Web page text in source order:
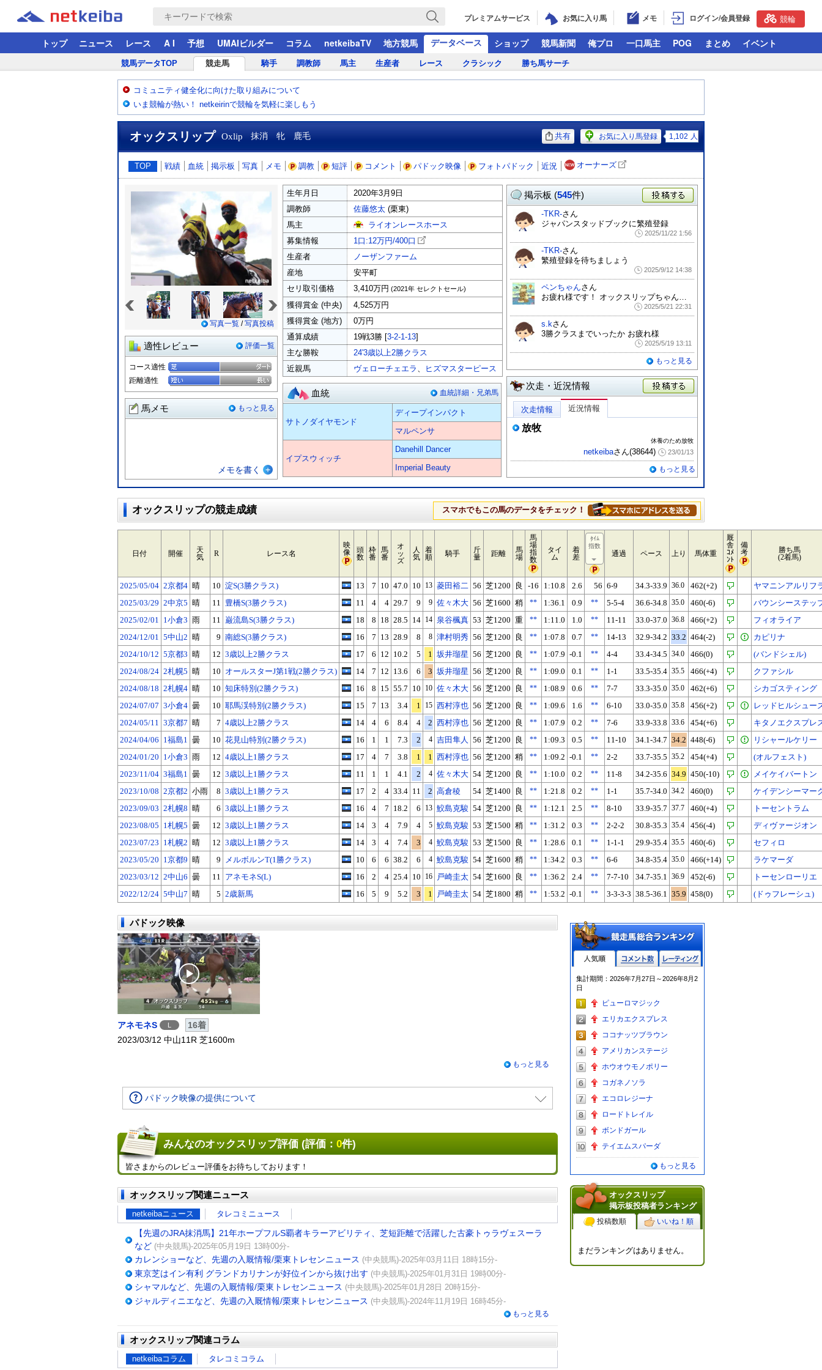
プレミアムサービス お気に入り馬 メモ ログイン/会員登録 競輪
トップ ニュース レース A I 予想 UMAIビルダー コラム netkeibaTV 地方競馬 データベース ショップ 競馬新聞 俺プロ 一口馬主 POG まとめ イベント
競馬データTOP 競走馬 騎手 調教師 馬主 生産者 レース クラシック 勝ち馬サーチ
コミュニティ健全化に向けた取り組みについて
いま競輪が熱い！ netkeirinで競輪を気軽に楽しもう
オックスリップ Oxlip 抹消 牝 鹿毛 共有 お気に入り馬登録 1,102 人
TOP 戦績 血統 掲示板 写真 メモ 調教 短評 コメント パドック映像 フォトパドック 近況 オーナーズ
写真一覧 /写真投稿
適性レビュー 評価一覧
コース適性
距離適性
馬メモ もっと見る
メモを書く
生年月日
2020年3月9日
調教師
佐藤悠太 (栗東)
馬主
ライオンレースホース
募集情報
1口:12万円/400口
生産者
ノーザンファーム
産地
安平町
セリ取引価格
3,410万円 (2021年 セレクトセール)
獲得賞金 (中央)
4,525万円
獲得賞金 (地方)
0万円
通算成績
19戦3勝 [3-2-1-13]
主な勝鞍
24'3歳以上2勝クラス
近親馬
ヴェローチェエラ 、 ヒズマスターピース
血統 血統詳細・兄弟馬
サトノダイヤモンド
ディープインパクト
マルペンサ
イプスウィッチ
Danehill Dancer
Imperial Beauty
掲示板 (545件)
投稿する
-TKR-さん
ジャパンスタッドブックに繁殖登録
2025/11/22 1:56
-TKR-さん
繁殖登録を待ちましょう
2025/9/12 14:38
ペンちゃんさん
お疲れ様です！ オックスリップちゃん☆返...
2025/5/21 22:31
s.kさん
3勝クラスまでいったか お疲れ様
2025/5/19 13:11
もっと見る
次走・近況情報
次走情報 近況情報
放牧
休養のため放牧
netkeibaさん(38644) 23/01/13
もっと見る
オックスリップの競走成績 スマホでもこの馬のデータをチェック！
日付 開催
天
気
R レース名
映
像
頭
数
枠
番
馬
番
オ
ッ
ズ
人
気
着
順
騎手
斤
量
距離
馬
場
馬
場
指
数
タイ
ム
着
差
ﾀｲﾑ
指数
通過 ペース 上り 馬体重
厩
舎
ｺﾒ
ﾝﾄ
備
考
勝ち馬
(2着馬)
2025/05/04 2京都4 晴 10 淀S(3勝クラス) 13 7 10 47.0 10 13 菱田裕二 56 芝1200 良 -16 1:10.8 2.6 56 6-9 34.3-33.9 36.0 462(+2)
ヤマニンアルリフ
2025/03/29 2中京5 晴 11 豊橋S(3勝クラス) 11 4 4 29.7 9 9 佐々木大 56 芝1600 稍 ** 1:36.1 0.9 ** 5-5-4 36.6-34.8 35.0 460(-6)
バウンシーステッ
2025/02/01 1小倉3 雨 11 巌流島S(3勝クラス) 18 8 18 28.5 14 14 泉谷楓真 53 芝1200 重 ** 1:11.0 1.0 ** 11-11 33.0-37.0 36.8 466(+2)
フィオライア
2024/12/01 5中山2 晴 9 南総S(3勝クラス) 16 7 13 28.9 8 8 津村明秀 56 芝1200 良 ** 1:07.8 0.7 ** 14-13 32.9-34.2 33.2 464(-2)
カピリナ
2024/10/12 5京都3 晴 12 3歳以上2勝クラス 17 6 12 10.2 5 1 坂井瑠星 56 芝1200 良 ** 1:07.9 -0.1 ** 4-4 33.4-34.5 34.0 466(0)
(バンドシェル)
2024/08/24 2札幌5 晴 10 オールスターJ第1戦(2勝クラス) 14 7 12 13.6 6 3 坂井瑠星 56 芝1200 良 ** 1:09.0 0.1 ** 1-1 33.5-35.4 35.5 466(+4)
クファシル
2024/08/18 2札幌4 晴 10 知床特別(2勝クラス) 16 8 15 55.7 10 10 佐々木大 56 芝1200 良 ** 1:08.9 0.6 ** 7-7 33.3-35.0 35.0 462(+6)
シカゴスティング
2024/07/07 3小倉4 曇 10 耶馬渓特別(2勝クラス) 15 7 13 3.4 1 15 西村淳也 56 芝1200 良 ** 1:09.6 1.6 ** 6-10 33.0-35.0 35.8 456(+2)
レッドヒルシュー
2024/05/11 3京都7 晴 7 4歳以上2勝クラス 14 4 6 8.4 4 2 西村淳也 56 芝1200 良 ** 1:07.9 0.2 ** 7-6 33.9-33.8 33.6 454(+6)
キタノエクスプレ
2024/04/06 1福島1 曇 10 花見山特別(2勝クラス) 16 1 1 7.3 2 4 吉田隼人 56 芝1200 良 ** 1:09.3 0.5 ** 11-10 34.1-34.7 34.2 448(-6)
リシャールケリー
2024/01/20 1小倉3 雨 12 4歳以上1勝クラス 17 4 7 3.8 1 1 西村淳也 56 芝1200 稍 ** 1:09.2 -0.1 ** 2-2 33.7-35.5 35.2 454(+4)
(オルフェスト)
2023/11/04 3福島1 曇 12 3歳以上1勝クラス 11 1 1 4.1 2 4 佐々木大 54 芝1200 良 ** 1:10.0 0.2 ** 11-8 34.2-35.6 34.9 450(-10)
メイケイバートン
2023/10/08 2京都2 小雨 8 3歳以上1勝クラス 17 2 4 33.4 11 2 高倉稜 54 芝1400 良 ** 1:21.8 0.2 ** 1-1 35.7-34.0 34.2 460(0)
ケイデンシーマー
2023/09/03 2札幌8 晴 6 3歳以上1勝クラス 16 4 7 18.2 6 13 鮫島克駿 54 芝1200 良 ** 1:12.1 2.5 ** 8-10 33.9-35.7 37.7 460(+4)
トーセントラム
2023/08/05 1札幌5 曇 12 3歳以上1勝クラス 14 3 4 7.9 4 5 鮫島克駿 53 芝1500 稍 ** 1:31.2 0.3 ** 2-2-2 30.8-35.3 35.4 456(-4)
ディヴァージオン
2023/07/23 1札幌2 晴 12 3歳以上1勝クラス 14 3 4 7.4 3 4 鮫島克駿 53 芝1500 良 ** 1:28.6 0.1 ** 1-1-1 29.9-35.4 35.5 460(-6)
セフィロ
2023/05/20 1京都9 晴 9 メルボルンT(1勝クラス) 10 6 6 38.2 6 4 鮫島克駿 54 芝1600 稍 ** 1:34.2 0.3 ** 6-6 34.8-35.4 35.0 466(+14)
ラケマーダ
2023/03/12 2中山6 曇 11 アネモネS(L) 16 2 4 25.4 10 16 戸崎圭太 54 芝1600 良 ** 1:36.2 2.4 ** 7-7-10 34.7-35.1 36.9 452(-6)
トーセンローリエ
2022/12/24 5中山7 晴 5 2歳新馬 16 5 9 5.2 3 1 戸崎圭太 54 芝1800 稍 ** 1:53.2 -0.1 ** 3-3-3-3 38.5-36.1 35.9 458(0) (ドゥフレーシュ)
パドック映像
アネモネS
16着
2023/03/12 中山11R 芝1600m
もっと見る
パドック映像の提供について
みんなのオックスリップ評価 (評価： 0件)
皆さまからのレビュー評価をお待ちしております！
オックスリップ関連ニュース
netkeibaニュース タレコミニュース
【先週のJRA抹消馬】21年ホープフルS覇者キラーアビリティ、芝短距離で活躍した古豪トゥラヴェスーラ
など (中央競馬)-2025年05月19日 13時00分-
カレンショーなど、先週の入厩情報/栗東トレセンニュース (中央競馬)-2025年03月11日 18時15分-
東京芝はイン有利 グランドカリナンが好位インから抜け出す (中央競馬)-2025年01月31日 19時00分-
シャマルなど、先週の入厩情報/栗東トレセンニュース (中央競馬)-2025年01月28日 20時15分-
ジャルディニエなど、先週の入厩情報/栗東トレセンニュース (中央競馬)-2024年11月19日 16時45分-
もっと見る
オックスリップ関連コラム
netkeibaコラム タレコミコラム
グ
集計期間：2026年7月27日～2026年8月2
日
ピューロマジック
エリカエクスプレス
ココナッツブラウン
アメリカンステージ
ホウオウモノポリー
コガネノソラ
エコロレジーナ
ロードトレイル
ボンドガール
テイエムスパーダ
もっと見る
オックスリップ
掲示板投稿者ランキング
投稿数順 いいね！順
まだランキングはありません。